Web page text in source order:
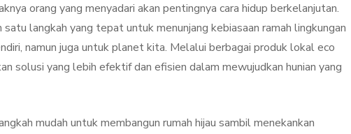
orang yang menyadari akan pentingnya cara hidup berkelanjutan.
langkah yang tepat untuk menunjang kebiasaan ramah lingkungan
namun juga untuk planet kita. Melalui berbagai produk lokal eco
solusi yang lebih efektif dan efisien dalam mewujudkan hunian yang
mudah untuk membangun rumah hijau sambil menekankan